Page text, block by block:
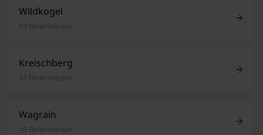
Wildkogel
93 Ferienhäuser
Kreischberg
32 Ferienhäuser
Wagrain
16 Ferienhäuser